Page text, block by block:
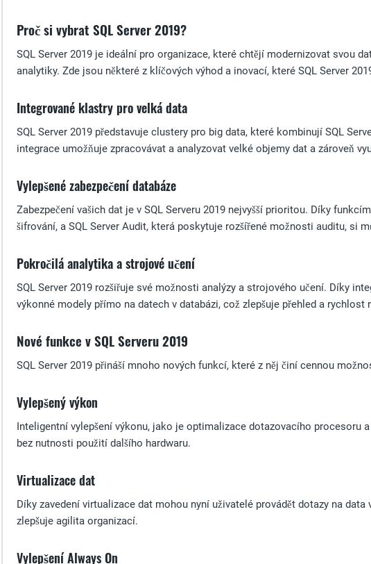
Proč si vybrat SQL Server 2019?
SQL Server 2019 je ideální pro organizace, které chtějí modernizovat svou
analytiky. Zde jsou některé z klíčových výhod a inovací, které SQL Server
Integrované klastry pro velká data
SQL Server 2019 představuje clustery pro big data, které kombinují SQL
integrace umožňuje zpracovávat a analyzovat velké objemy dat a zároveň
Vylepšené zabezpečení databáze
Zabezpečení vašich dat je v SQL Serveru 2019 nejvyšší prioritou. Díky
šifrování, a SQL Server Audit, která poskytuje rozšířené možnosti auditu, si
Pokročilá analytika a strojové učení
SQL Server 2019 rozšiřuje své možnosti analýzy a strojového učení. Díky
výkonné modely přímo na datech v databázi, což zlepšuje přehled a rychlost
Nové funkce v SQL Serveru 2019
SQL Server 2019 přináší mnoho nových funkcí, které z něj činí cennou
Vylepšený výkon
Inteligentní vylepšení výkonu, jako je optimalizace dotazovacího procesoru
bez nutnosti použití dalšího hardwaru.
Virtualizace dat
Díky zavedení virtualizace dat mohou nyní uživatelé provádět dotazy na
zlepšuje agilita organizací.
Vylepšení Always On